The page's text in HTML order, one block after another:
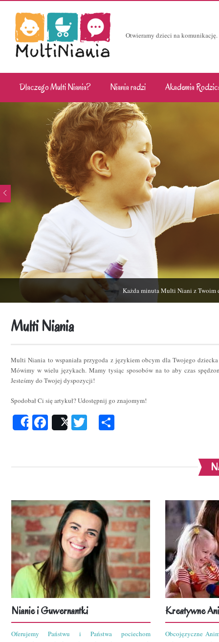
Otwieramy dzieci na
Dlaczego Multi Niania? Niania radzi Akademia
Każda minuta Multi Niani z Twoim
Multi Niania
Multi Niania to wspaniała przygoda z językiem obcym dla Twojego
Mówimy w wielu językach. Mamy tysiąc sposobów na to aby czas
Jesteśmy do Twojej dyspozycji!
Spodobał Ci się artykuł? Udostępnij go znajomym!
ShareFacebook
Post Twitter
Nianie i Guwernantki
Oferujemy Państwu i Państwa pociechom
Kreatywne
Obcojęzyczne